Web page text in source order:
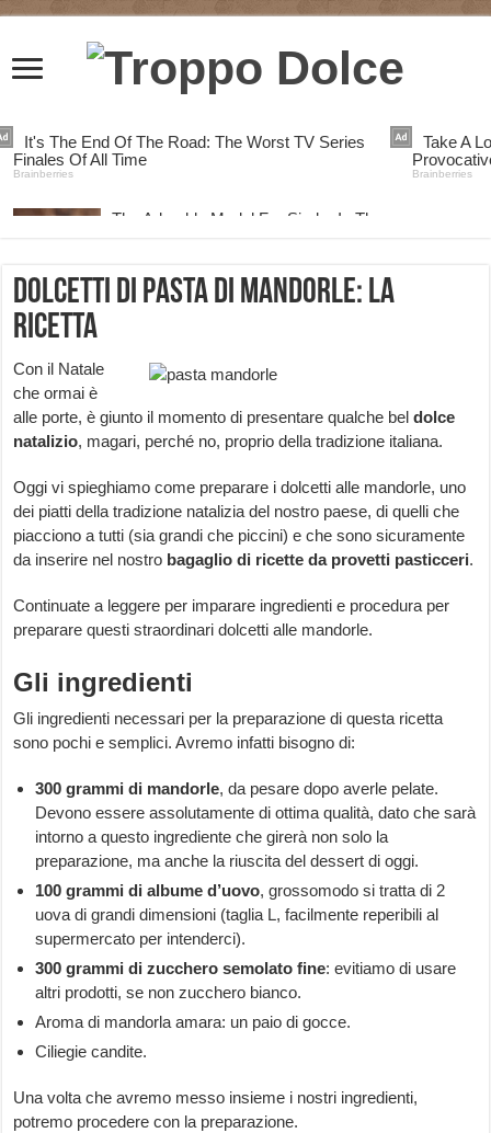
Dolcetti di pasta di mandorle: la
ricetta
Con il Natale
che ormai è
alle porte, è giunto il momento di presentare qualche beldolce
natalizio, magari, perché no, proprio della tradizione italiana.
Oggi vi spieghiamo come preparare i dolcetti alle mandorle, uno
dei piatti della tradizione natalizia del nostro paese, di quelli che
piacciono a tutti (sia grandi che piccini) e che sono sicuramente
da inserire nel nostro bagaglio di ricette da provetti pasticceri.
Continuate a leggere per imparare ingredienti e procedura per
preparare questi straordinari dolcetti alle mandorle.
Gli ingredienti
Gli ingredienti necessari per la preparazione di questa ricetta
sono pochi e semplici. Avremo infatti bisogno di:
300 grammi di mandorle, da pesare dopo averle pelate.
Devono essere assolutamente di ottima qualità, dato che sarà
intorno a questo ingrediente che girerà non solo la
preparazione, ma anche la riuscita del dessert di oggi.
100 grammi di albume d’uovo, grossomodo si tratta di 2
uova di grandi dimensioni (taglia L, facilmente reperibili al
supermercato per intenderci).
300 grammi di zucchero semolato fine: evitiamo di usare
altri prodotti, se non zucchero bianco.
Aroma di mandorla amara: un paio di gocce.
Ciliegie candite.
Una volta che avremo messo insieme i nostri ingredienti,
potremo procedere con la preparazione.